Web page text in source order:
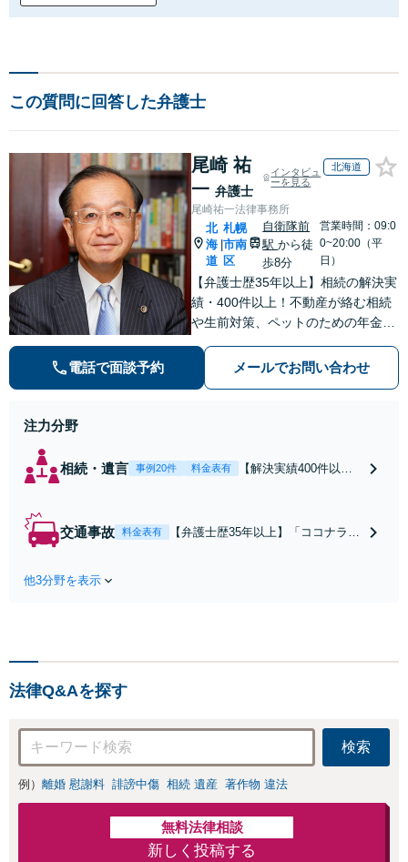
この質問に回答した弁護士
尾崎 祐
一 弁護士
インタビュ
ーを見る
北海道
尾崎祐一法律事務所
北
海
道
|
札幌
市南
区
自衛隊前
駅から徒
歩8分
営業時間：09:0
0~20:00（平
日）
【弁護士歴35年以上】相続の解決実
績・400件以上！不動産が絡む相続
や生前対策、ペットのための年金シ
事故・借金・刑事事件・不動産トラ
ブルなど幅広く対応。依頼者の背景
電話で面談予約 メールでお問い合わせ
注力分野
相続・遺言 事例20件 料金表有
【解決実績400件以
事案にも対応可。培っ
交通事故 料金表有
【弁護士歴35年以上】「ココナラを
委員の経験あり
他3分野を表示
法律Q&Aを探す
検索
例） 離婚 慰謝料 誹謗中傷 相続 遺産 著作物 違法
無料法律相談
新しく投稿する